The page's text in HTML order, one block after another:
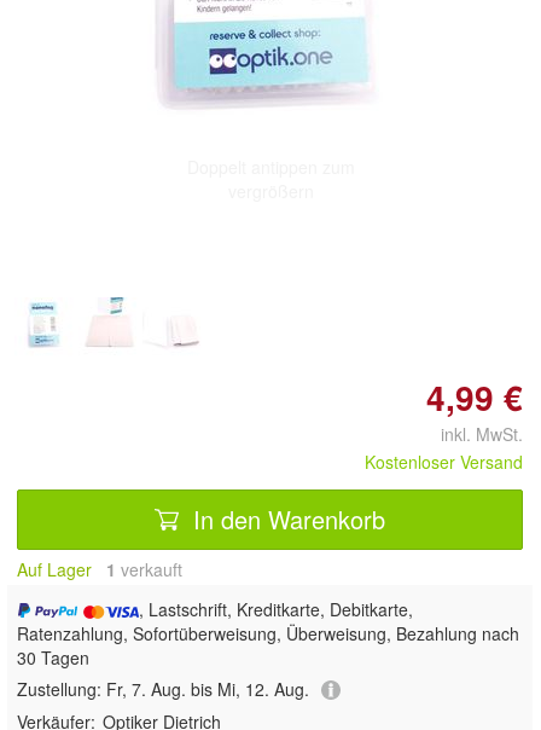
4,99 €
inkl. MwSt.
Kostenloser Versand
In den Warenkorb
Auf Lager 1 verkauft
, Lastschrift, Kreditkarte, Debitkarte,
Ratenzahlung, Sofortüberweisung, Überweisung, Bezahlung nach
30 Tagen
Zustellung: Fr, 7. Aug. bis Mi, 12. Aug.
Verkäufer: Optiker Dietrich